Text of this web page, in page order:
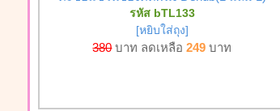
รหัส bTL133
[หยิบใส่ถุง]
380บาท ลดเหลือ249 บาท